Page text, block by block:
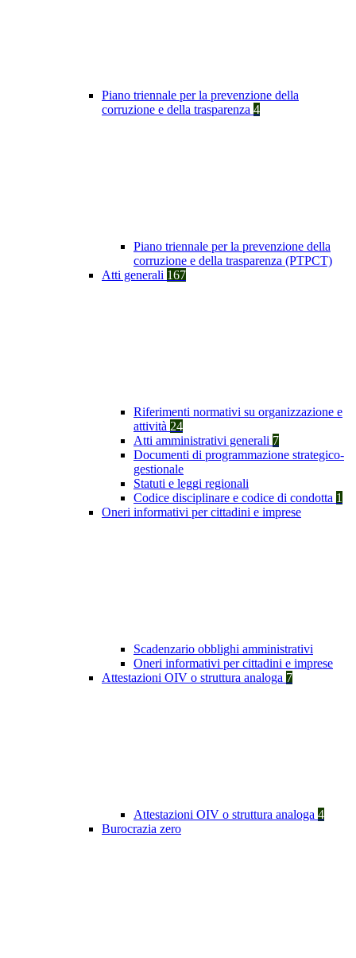
Piano triennale per la prevenzione della
corruzione e della trasparenza 4
Piano triennale per la prevenzione della
corruzione e della trasparenza (PTPCT)
Atti generali 167
Riferimenti normativi su organizzazione e
attività 24
Atti amministrativi generali 7
Documenti di programmazione strategico-
gestionale
Statuti e leggi regionali
Codice disciplinare e codice di condotta 1
Oneri informativi per cittadini e imprese
Scadenzario obblighi amministrativi
Oneri informativi per cittadini e imprese
Attestazioni OIV o struttura analoga 7
Attestazioni OIV o struttura analoga 4
Burocrazia zero